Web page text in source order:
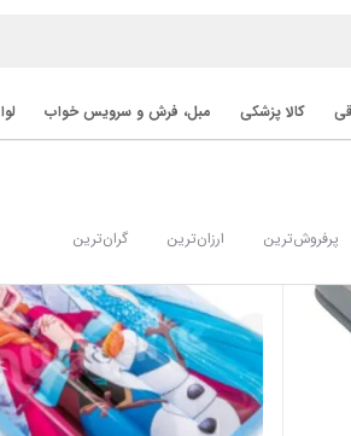
کالا پزشکی مبل، فرش و سرویس خواب
پرفروش‌ترین ارزان‌ترین گران‌ترین